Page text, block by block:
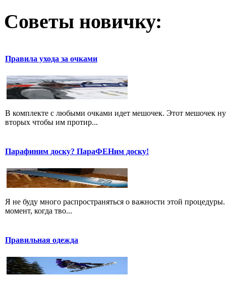
Советы новичку:
Правила ухода за очками
В комплекте с любыми очками идет мешочек. Этот мешочек
вторых чтобы им протир...
Парафиним доску? ПараФЕНим доску!
Я не буду много распространяться о важности этой
момент, когда тво...
Правильная одежда